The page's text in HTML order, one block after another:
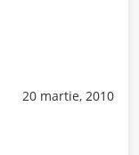
20 martie, 2010